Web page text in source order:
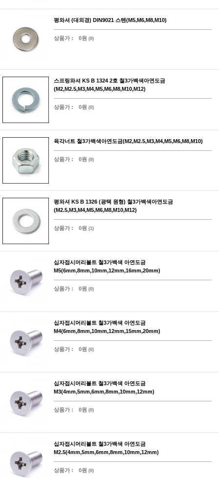
평와셔 (대외경) DIN9021 스텐(M5,M6,M8,M10)
상품가 : 0원 (0)
스프링와셔 KS B 1324 2호 철3가백색아연도금
(M2,M2.5,M3,M4,M5,M6,M8,M10,M12)
상품가 : 0원 (0)
육각너트 철3가백색아연도금(M2,M2.5,M3,M4,M5,M6,M8,M10)
상품가 : 0원 (0)
평와셔 KS B 1326 (광택 원형) 철3가백색아연도금
(M2.5,M3,M4,M5,M6,M8,M10,M12)
상품가 : 0원 (1)
십자접시머리볼트 철3가백색 아연도금
M5(6mm,8mm,10mm,12mm,16mm,20mm)
상품가 : 0원 (0)
십자접시머리볼트 철3가백색 아연도금
M4(6mm,8mm,10mm,12mm,15mm,20mm)
상품가 : 0원 (0)
십자접시머리볼트 철3가백색 아연도금
M3(4mm,5mm,6mm,8mm,10mm,12mm)
상품가 : 0원 (0)
십자접시머리볼트 철3가백색 아연도금
M2.5(4mm,5mm,6mm,8mm,10mm,12mm)
상품가 : 0원 (0)